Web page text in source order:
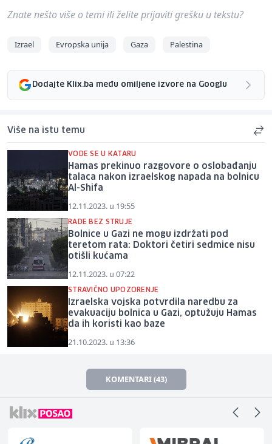
Znate nešto više o temi ili želite prijaviti grešku u tekstu?
Izrael Evropska unija Gaza Palestina
Dodajte Klix.ba među omiljene izvore na Googlu
Više na istu temu
VODE SE U KATARU
Hamas prekinuo razgovore o oslobađanju
talaca nakon izraelskog napada na bolnicu
Al-Shifa
12.11.2023. u 19:55
RADE BEZ STRUJE
Bolnice u Gazi ne mogu izdržati pod
teretom rata: Doktori četiri sedmice nisu
otišli kućama
12.11.2023. u 07:22
STRAVIČNO UPOZORENJE
Izraelska vojska potvrdila naredbu za
evakuaciju bolnica u Gazi, optužuju Hamas
da ih koristi kao baze
21.10.2023. u 13:36
KOMENTARI (43)